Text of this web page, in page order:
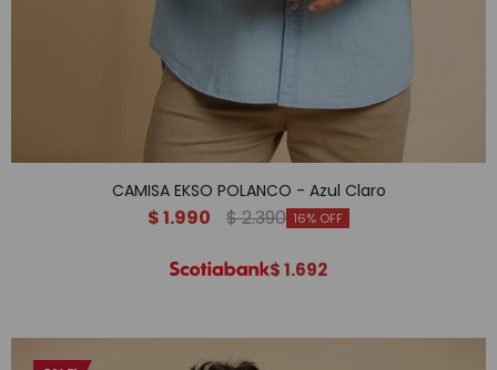
CAMISA EKSO POLANCO - Azul Claro
$1.990 $2.390 16
$1.692